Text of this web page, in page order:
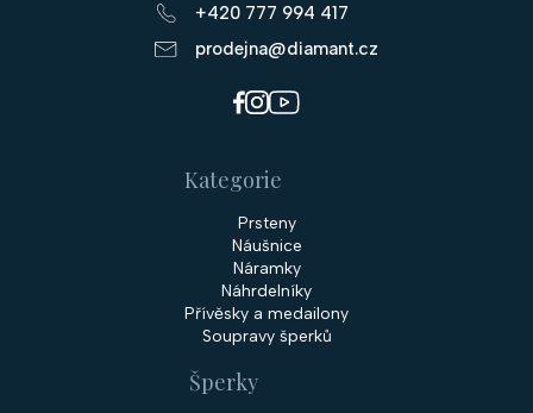
+420 777 994 417
prodejna@diamant.cz
Kategorie
Prsteny
Náušnice
Náramky
Náhrdelníky
Přívěsky a medailony
Soupravy šperků
Šperky